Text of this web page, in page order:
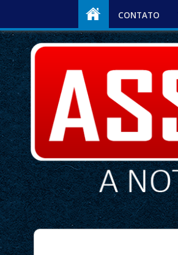
CONTATO